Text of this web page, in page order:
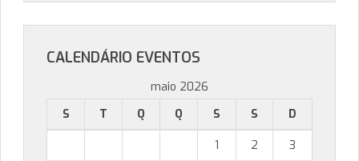
CALENDÁRIO EVENTOS
maio 2026
S
T Q Q S S D
1 2
3